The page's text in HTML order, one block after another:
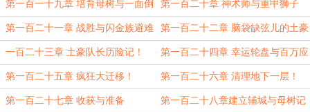
第一百一十九章 培育母树与一面倒
的战斗！
第一百二十章 神术师与重甲狮子
狗！
第一百二十一章 战胜与闪金族避难
所！
第一百二十二章 脑袋缺弦儿的土豪
队长！
一百二十三章 土豪队长历险记！ 第一百二十四章 幸运轮盘与百万应
用！
第一百二十五章 疯狂大迁移！ 第一百二十六章 清理地下一层！
第一百二十七章 收获与准备 第一百二十八章建立辅城与母树记